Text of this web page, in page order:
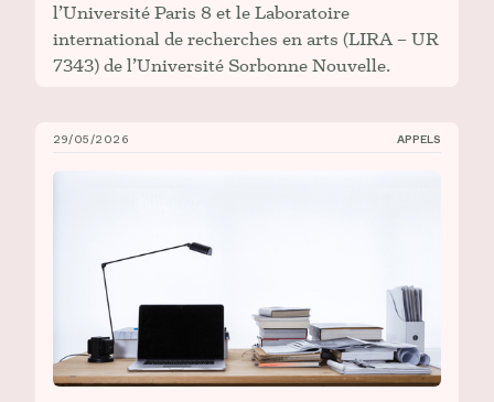
l’Université Paris 8 et le Laboratoire
international de recherches en arts (LIRA – UR
7343) de l’Université Sorbonne Nouvelle.
Appel à contribution : Symposium international de
29/05/2026 APPELS